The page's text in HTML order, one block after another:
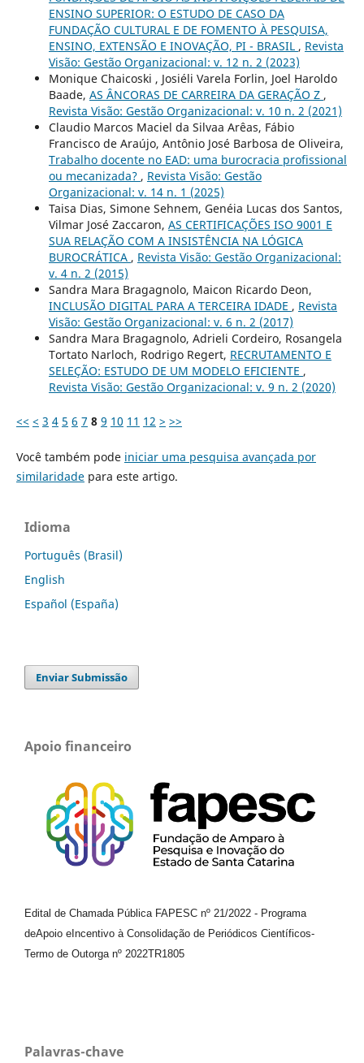
ENSINO SUPERIOR: O ESTUDO DE CASO DA
FUNDAÇÃO CULTURAL E DE FOMENTO À PESQUISA,
ENSINO, EXTENSÃO E INOVAÇÃO, PI - BRASIL , Revista
Visão: Gestão Organizacional: v. 12 n. 2 (2023)
Monique Chaicoski , Josiéli Varela Forlin, Joel Haroldo
Baade, AS ÂNCORAS DE CARREIRA DA GERAÇÃO Z ,
Revista Visão: Gestão Organizacional: v. 10 n. 2 (2021)
Claudio Marcos Maciel da Silvaa Arêas, Fábio
Francisco de Araújo, Antônio José Barbosa de Oliveira,
Trabalho docente no EAD: uma burocracia profissional
ou mecanizada? , Revista Visão: Gestão
Organizacional: v. 14 n. 1 (2025)
Taisa Dias, Simone Sehnem, Genéia Lucas dos Santos,
Vilmar José Zaccaron, AS CERTIFICAÇÕES ISO 9001 E
SUA RELAÇÃO COM A INSISTÊNCIA NA LÓGICA
BUROCRÁTICA , Revista Visão: Gestão Organizacional:
v. 4 n. 2 (2015)
Sandra Mara Bragagnolo, Maicon Ricardo Deon,
INCLUSÃO DIGITAL PARA A TERCEIRA IDADE , Revista
Visão: Gestão Organizacional: v. 6 n. 2 (2017)
Sandra Mara Bragagnolo, Adrieli Cordeiro, Rosangela
Tortato Narloch, Rodrigo Regert, RECRUTAMENTO E
SELEÇÃO: ESTUDO DE UM MODELO EFICIENTE ,
Revista Visão: Gestão Organizacional: v. 9 n. 2 (2020)
<< < 3 4 5 6 7 8 9 10 11 12 > >>
Você também pode iniciar uma pesquisa avançada por
similaridadepara este artigo.
Idioma
Português (Brasil)
English
Español (España)
Enviar Submissão
Apoio financeiro
Edital de Chamada Pública FAPESC nº 21/2022 - Programa
deApoio e Incentivo à Consolidação de Periódicos Científicos-
Termo de Outorga nº 2022TR1805
Palavras-chave